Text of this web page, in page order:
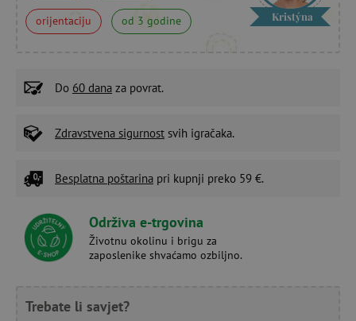
orijentaciju od 3 godine Kristýna
Do 60 dana za povrat.
Zdravstvena sigurnost svih igračaka.
Besplatna poštarina pri kupnji preko 59 €.
Održiva e-trgovina
Životnu okolinu i brigu za
zaposlenike shvaćamo ozbiljno.
Trebate li savjet?